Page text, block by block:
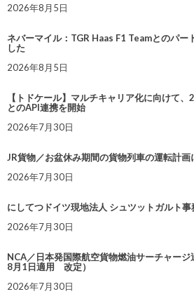
2026年8月5日
ネバーマイル：TGR Haas F1 Teamとのパー
した
2026年8月5日
【トドケール】マルチキャリア化に向けて
とのAPI連携を開始
2026年7月30日
JR貨物／お盆休み期間の貨物列車の運転計画
2026年7月30日
にしてつドイツ現地法人 シュツットガルト
2026年7月30日
NCA／日本発国際航空貨物燃油サーチャー
8月1日適用 改定）
2026年7月30日